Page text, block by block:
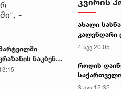
-
ნაკბენით
ახალი
კალენდარი
4 აგვ 20:05
როდის
კერძო